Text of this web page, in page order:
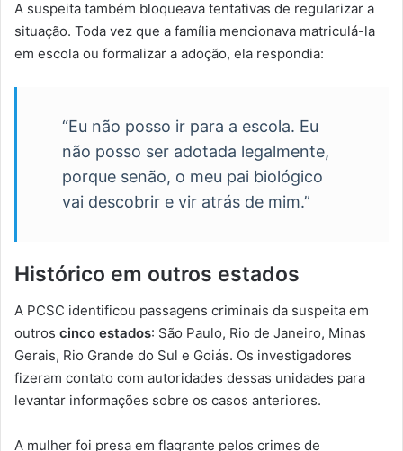
A suspeita também bloqueava tentativas de regularizar a
situação. Toda vez que a família mencionava matriculá-la
em escola ou formalizar a adoção, ela respondia:
“Eu não posso ir para a escola. Eu
não posso ser adotada legalmente,
porque senão, o meu pai biológico
vai descobrir e vir atrás de mim.”
Histórico em outros estados
A PCSC identificou passagens criminais da suspeita em
outros cinco estados: São Paulo, Rio de Janeiro, Minas
Gerais, Rio Grande do Sul e Goiás. Os investigadores
fizeram contato com autoridades dessas unidades para
levantar informações sobre os casos anteriores.
A mulher foi presa em flagrante pelos crimes de